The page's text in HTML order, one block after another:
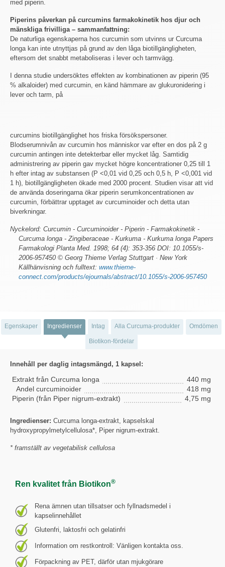
med piperin.
Piperins påverkan på curcumins farmakokinetik hos djur och
mänskliga frivilliga – sammanfattning:
De naturliga egenskaperna hos curcumin som utvinns ur Curcuma
longa kan inte utnyttjas på grund av den låga biotillgängligheten,
eftersom det snabbt metaboliseras i lever och tarmvägg.
I denna studie undersöktes effekten av kombinationen av piperin (95
% alkaloider) med curcumin, en känd hämmare av glukuronidering i
lever och tarm, på
curcumins biotillgänglighet hos friska försökspersoner.
Blodserumnivån av curcumin hos människor var efter en dos på 2 g
curcumin antingen inte detekterbar eller mycket låg. Samtidig
administrering av piperin gav mycket högre koncentrationer 0,25 till 1
h efter intag av substansen (P <0,01 vid 0,25 och 0,5 h, P <0,001 vid
1 h), biotillgängligheten ökade med 2000 procent. Studien visar att vid
de använda doseringarna ökar piperin serumkoncentrationen av
curcumin, förbättrar upptaget av curcuminoider och detta utan
biverkningar.
Nyckelord: Curcumin - Curcuminoider - Piperin - Farmakokinetik -
Curcuma longa - Zingiberaceae - Kurkuma - Kurkuma longa Papers
Farmakologi Planta Med. 1998; 64 (4): 353-356 DOI: 10.1055/s-
2006-957450 © Georg Thieme Verlag Stuttgart · New York
Källhänvisning och fulltext: www.thieme-
connect.com/products/ejournals/abstract/10.1055/s-2006-957450
Egenskaper Ingredienser Intag Alla Curcuma-produkter Omdömen
Biotikon-fördelar
Innehåll per daglig intagsmängd, 1 kapsel:
Extrakt från Curcuma longa
440 mg
Andel curcuminoider
418 mg
Piperin (från Piper nigrum-extrakt)
4,75 mg
Ingredienser: Curcuma longa-extrakt, kapselskal
hydroxypropylmetylcellulosa*, Piper nigrum-extrakt.
* framställt av vegetabilisk cellulosa
Ren kvalitet från Biotikon®
Rena ämnen utan tillsatser och fyllnadsmedel i
kapselinnehållet
Glutenfri, laktosfri och gelatinfri
Information om restkontroll: Vänligen kontakta oss.
Förpackning av PET, därför utan mjukgörare